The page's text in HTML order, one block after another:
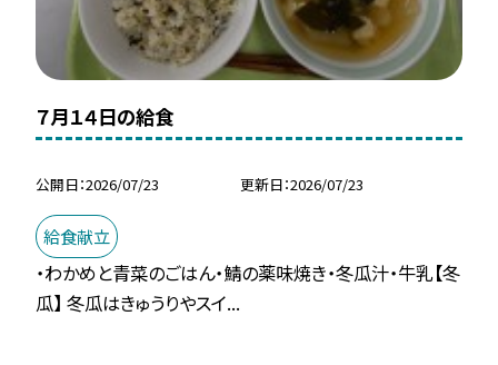
７月１４日の給食
公開日 2026/07/23 更新日 2026/07/23
給食献立
・わかめと青菜のごはん・鯖の薬味焼き・冬瓜汁・牛乳【冬
瓜】 冬瓜はきゅうりやスイ...